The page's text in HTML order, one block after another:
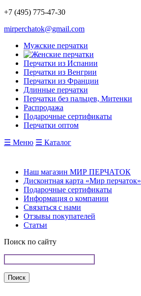
+7 (495) 775-47-30
mirperchatok@gmail.com
Мужские перчатки
Перчатки из Испании
Перчатки из Венгрии
Перчатки из Франции
Длинные перчатки
Перчатки без пальцев, Митенки
Распродажа
Подарочные сертификаты
Перчатки оптом
☰ Меню ☰ Каталог
Наш магазин МИР ПЕРЧАТОК
Дисконтная карта «Мир перчаток»
Подарочные сертификаты
Информация о компании
Связаться с нами
Отзывы покупателей
Статьи
Поиск по сайту